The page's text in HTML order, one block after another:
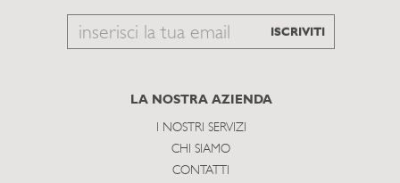
Email
subscribe
ISCRIVITI
LA NOSTRA AZIENDA
I NOSTRI SERVIZI
CHI SIAMO
CONTATTI